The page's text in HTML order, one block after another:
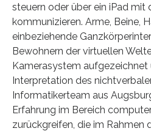
steuern oder über ein iPad mit
kommunizieren. Arme, Beine,
einbeziehende
Bewohnern der virtuellen
Kamerasystem aufgezeichnet
Interpretation des
Informatikerteam aus
Erfahrung im Bereich
zurückgreifen, die im Rahmen